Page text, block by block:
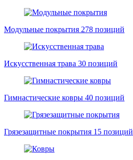
Модульные покрытия 278 позиций
Искусственная трава 30 позиций
Гимнастические ковры 40 позиций
Грязезащитные покрытия 15 позиций